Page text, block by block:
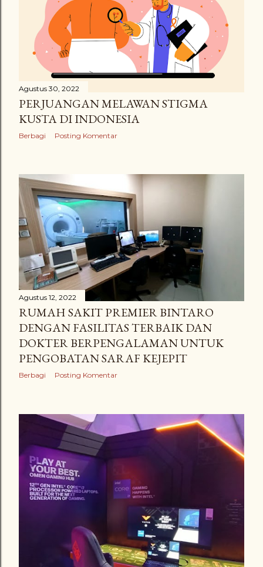
Agustus 30, 2022
PERJUANGAN MELAWAN STIGMA
KUSTA DI INDONESIA
Berbagi Posting Komentar
Agustus 12, 2022
RUMAH SAKIT PREMIER BINTARO
DENGAN FASILITAS TERBAIK DAN
DOKTER BERPENGALAMAN UNTUK
PENGOBATAN SARAF KEJEPIT
Berbagi Posting Komentar